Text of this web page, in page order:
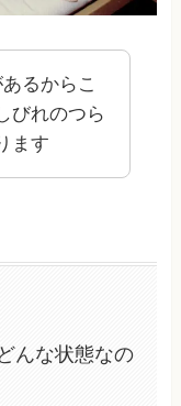
るからこ
びれのつら
ます
んな状態なの